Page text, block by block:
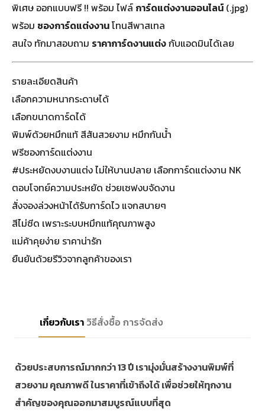
พิเศษ ออกแบบฟรี !! พร้อม ไฟล์ การ์ดแต่งงานออนไลน์ (.jpg)
พร้อม ซองการ์ดแต่งงานโทนสีพาสเทล
สนใจ ทักมาสอบถาม ราคาการ์ดงานแต่งกับแอดมินได้เลย
รายละเอียดสินค้า
เลือกความหนากระดาษได้
เลือกขนาดการ์ดได้
พิมพ์ด้วยหมึกแท้ สีสันสวยงาม หมึกกันน้ำ
ฟรีซองการ์ดแต่งงาน
#ประหยัดงบงานแต่ง ไม่ให้บานปลาย เลือกการ์ดแต่งงาน NK
ตอบโจทย์ความประหยัด ช่วยเซฟงบจัดงาน
สั่งจองล่วงหน้าได้รับการ์ดไว แจกสบายๆ
สีไม่ซีด เพราะระบบหมึกแท้คุณภาพสูง
แม่ค้าคุยง่าย ราคาน่ารัก
ยืนยันด้วยรีวิวจากลูกค้าของเรา
เกี่ยวกับเรา วิธีสั่งซื้อ การจัดส่ง
ด้วยประสบการณ์มากกว่า 13 ปี เรามุ่งมั่นสร้างงานพิมพ์ที่
สวยงาม คุณภาพดี ในราคาที่เข้าถึงได้ เพื่อช่วยให้ทุกงาน
สำคัญของคุณออกมาสมบูรณ์แบบที่สุด